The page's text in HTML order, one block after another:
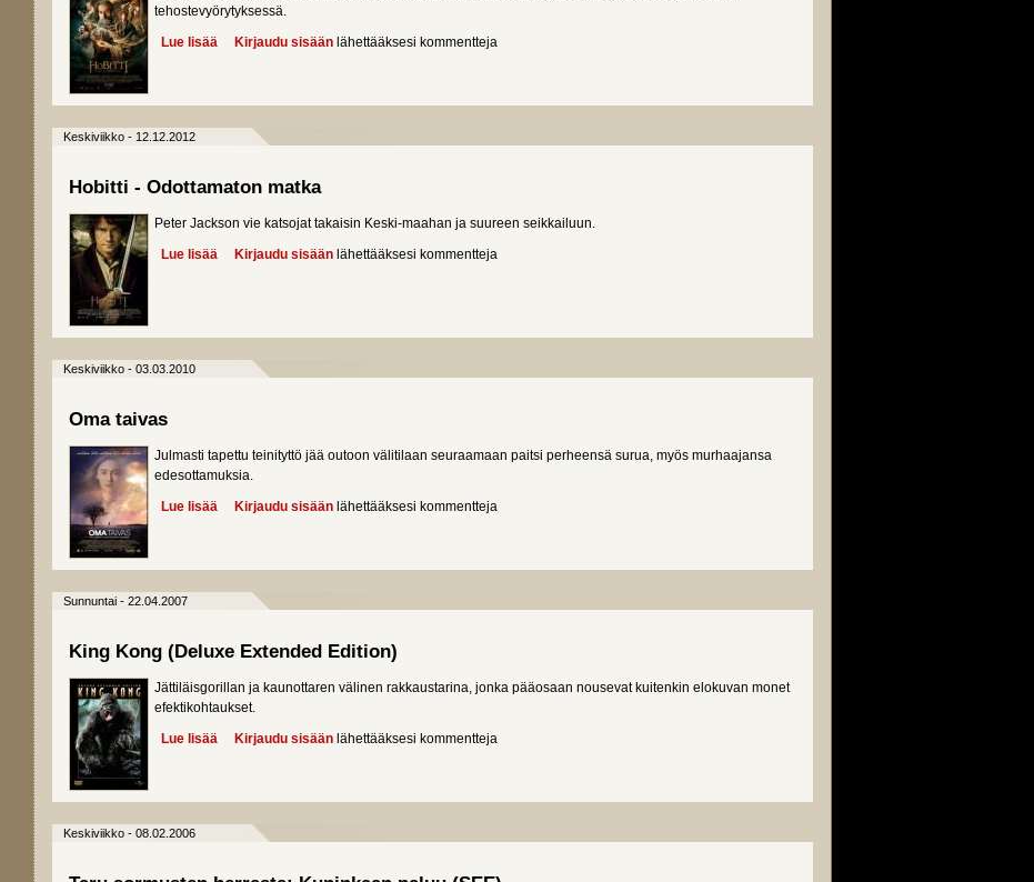
tehostevyörytyksessä.
Lue lisää about Hobitti: Smaugin autioittama maa
Kirjaudu sisään lähettääksesi kommentteja
Keskiviikko - 12.12.2012
Hobitti - Odottamaton matka
Peter Jackson vie katsojat takaisin Keski-maahan ja suureen seikkailuun.
Lue lisää about Hobitti - Odottamaton matka
Kirjaudu sisään lähettääksesi kommentteja
Keskiviikko - 03.03.2010
Oma taivas
Julmasti tapettu teinityttö jää outoon välitilaan seuraamaan paitsi perheensä surua, myös murhaajansa
edesottamuksia.
Lue lisää about Oma taivas
Kirjaudu sisään lähettääksesi kommentteja
Sunnuntai - 22.04.2007
King Kong (Deluxe Extended Edition)
Jättiläisgorillan ja kaunottaren välinen rakkaustarina, jonka pääosaan nousevat kuitenkin elokuvan monet
efektikohtaukset.
Lue lisää about King Kong (Deluxe Extended Edition)
Kirjaudu sisään lähettääksesi kommentteja
Keskiviikko - 08.02.2006